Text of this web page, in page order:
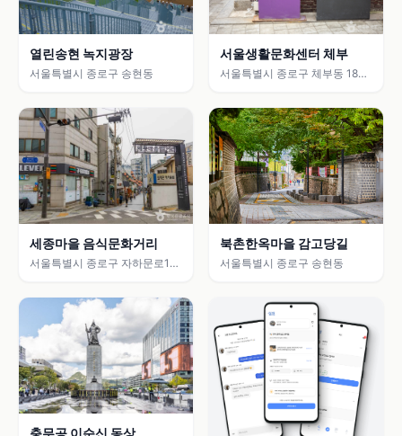
열린송현 녹지광장
서울특별시 종로구 송현동
서울생활문화센터 체부
서울특별시 종로구 체부동 187
세종마을 음식문화거리
서울특별시 종로구 자하문로1길
북촌한옥마을 감고당길
서울특별시 종로구 송현동